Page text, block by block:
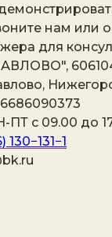
нам или
для
ПТ с 09.00 до
130−131−1